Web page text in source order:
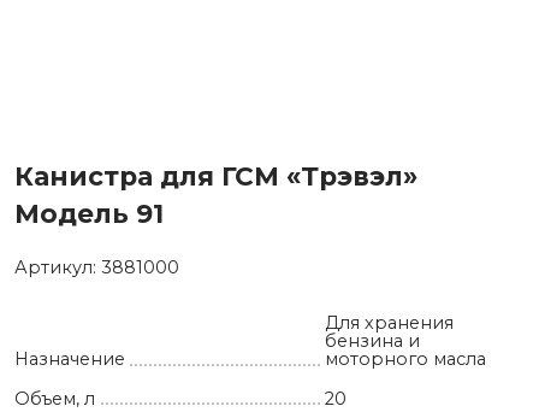
Канистра для ГСМ «Трэвэл»
Модель 91
Артикул: 3881000
Назначение
Для хранения
бензина и
моторного масла
Объем, л
20